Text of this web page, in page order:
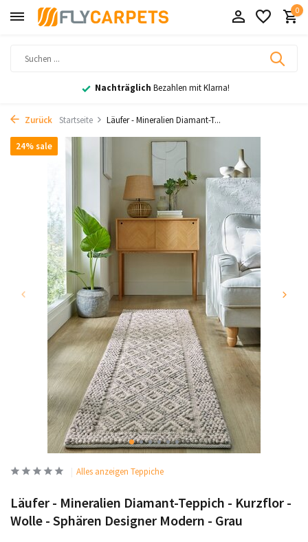
0
Nachträglich Bezahlen mit Klarna!
Zurück Startseite Läufer - Mineralien Diamant-T...
24% sale
Alles anzeigen Teppiche
Läufer - Mineralien Diamant-Teppich - Kurzflor -
Wolle - Sphären Designer Modern - Grau